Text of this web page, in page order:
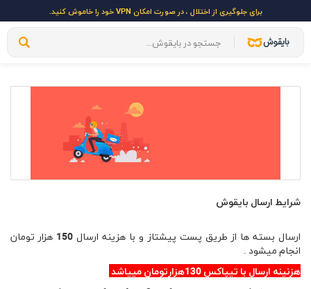
برای جلوگیری از اختلال ، در صورت امکان VPN خود را خاموش کنید.
شرایط ارسال بایقوش
ارسال بسته ها از طریق پست پیشتاز و با هزینه ارسال 150 هزار تومان
انجام میشود .
هزنینه ارسال با تیپاکس 130هزارتومان مییاشد